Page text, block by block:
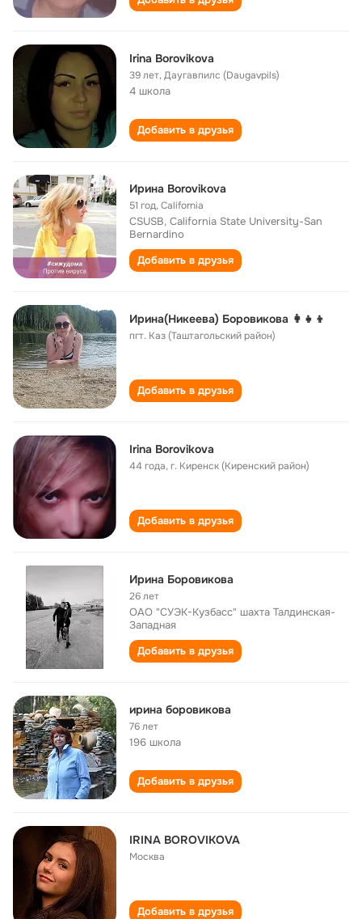
Irina Borovikova
39 лет,Даугавпилс (Daugavpils)
4 школа
Добавить в друзья
Ирина Borovikova
51 год,California
CSUSB, California State University-San
Bernardino
Добавить в друзья
Ирина(Никеева) Боровикова 👩‍👧‍👦
пгт. Каз (Таштагольский район)
Добавить в друзья
Irina Borovikova
44 года,г. Киренск (Киренский район)
Добавить в друзья
Ирина Боровикова
26 лет
ОАО "СУЭК-Кузбасс" шахта Талдинская-
Западная
Добавить в друзья
ирина боровикова
76 лет
196 школа
Добавить в друзья
IRINA BOROVIKOVA
Москва
Добавить в друзья